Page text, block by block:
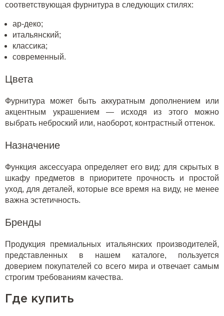
соответствующая фурнитура в следующих стилях:
ар-деко;
итальянский;
классика;
современный.
Цвета
Фурнитура может быть аккуратным дополнением или
акцентным украшением — исходя из этого можно
выбрать неброский или, наоборот, контрастный оттенок.
Назначение
Функция аксессуара определяет его вид: для скрытых в
шкафу предметов в приоритете прочность и простой
уход, для деталей, которые все время на виду, не менее
важна эстетичность.
Бренды
Продукция премиальных итальянских производителей,
представленных в нашем каталоге, пользуется
доверием покупателей со всего мира и отвечает самым
строгим требованиям качества.
Где купить